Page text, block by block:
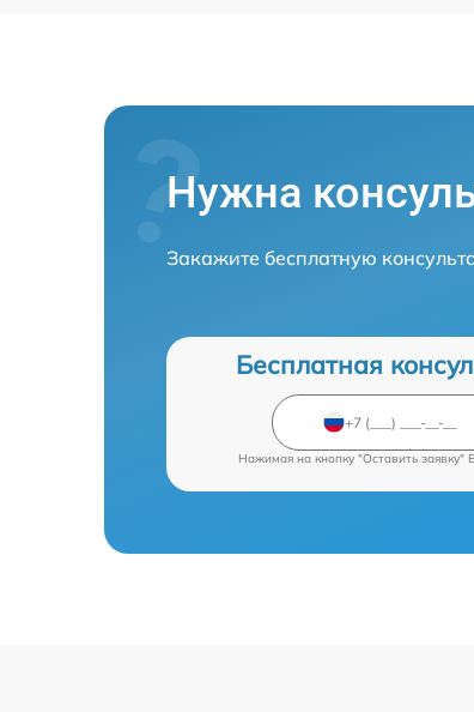
Нужна
Закажите бесплатную
Бесплатная
Нажимая на кнопку "Оставить заявку"